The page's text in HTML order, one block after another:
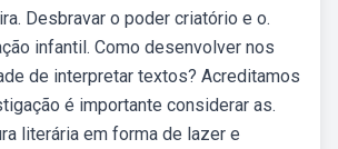
Desbravar o poder criatório e o.
infantil. Como desenvolver nos
de interpretar textos? Acreditamos
é importante considerar as.
literária em forma de lazer e